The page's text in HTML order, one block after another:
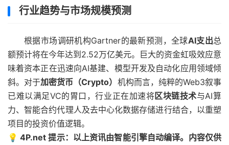
行业趋势与市场规模预测
根据市场调研机构Gartner的最新预测，全球AI支出总
额预计将在今年达到2.52万亿美元。巨大的资金虹吸效应意
味着资本正在迅速向AI基建、模型开发及自动化应用领域倾
斜。对于加密货币（Crypto） 机构而言，纯粹的Web3叙事
已难以满足VC的胃口，行业正在加速将区块链技术与AI算
力、智能合约代理人及去中心化数据存储进行结合，以重塑
项目的投资价值逻辑。
💡 4P.net 提示：以上资讯由智能引擎自动编译。内容仅供